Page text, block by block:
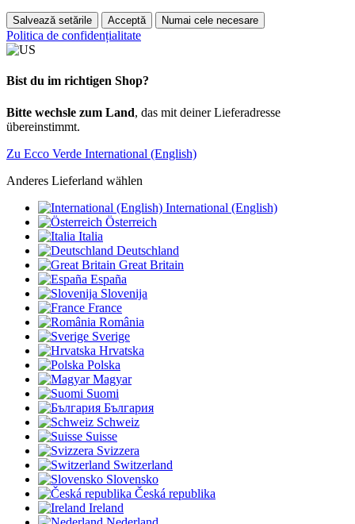
Salvează setările Acceptă Numai cele necesare
Politica de confidențialitate
Bist du im richtigen Shop?
Bitte wechsle zum Land, das mit deiner Lieferadresse
übereinstimmt.
Zu Ecco Verde International (English)
Anderes Lieferland wählen
International (English)
Österreich
Italia
Deutschland
Great Britain
España
Slovenija
France
România
Sverige
Hrvatska
Polska
Magyar
Suomi
България
Schweiz
Suisse
Svizzera
Switzerland
Slovensko
Česká republika
Ireland